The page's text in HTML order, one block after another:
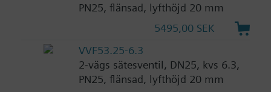
PN25, flänsad, lyfthöjd 20 mm
5495,00 SEK
VVF53.25-6.3
2-vägs sätesventil, DN25, kvs 6.3,
PN25, flänsad, lyfthöjd 20 mm